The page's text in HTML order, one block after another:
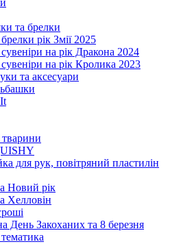
та брелки
рік Змії 2025
на рік Дракона 2024
на рік Кролика 2023
та аксесуари
тварини
для рук, повітряний пластилін
Новий рік
Хелловін
День Закоханих та 8 березня